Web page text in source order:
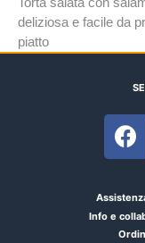
deliziosa e facile da
piatto
Info e